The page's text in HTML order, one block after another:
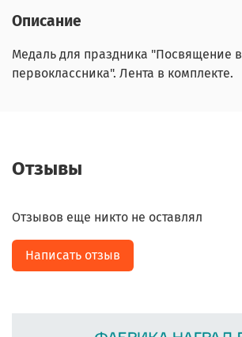
Описание
Медаль для праздника "Посвящение в
первоклассника". Лента в комплекте.
Отзывы
Отзывов еще никто не оставлял
Написать отзыв